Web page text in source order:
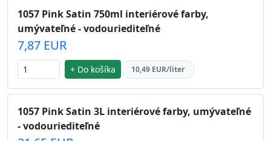
1057 Pink Satin 750ml interiérové farby,
umývateľné - vodouriediteľné
7,87 EUR
+ Do košíka 10,49 EUR/liter
1057 Pink Satin 3L interiérové farby, umývateľné
- vodouriediteľné